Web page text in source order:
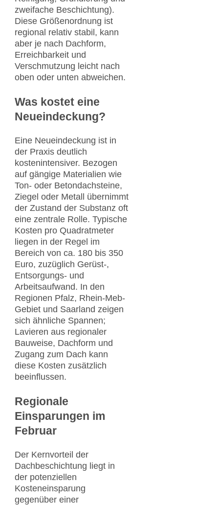
zweifache Beschichtung).
Diese Größenordnung ist
regional relativ stabil, kann
aber je nach Dachform,
Erreichbarkeit und
Verschmutzung leicht nach
oben oder unten abweichen.
Was kostet eine
Neueindeckung?
Eine Neueindeckung ist in
der Praxis deutlich
kostenintensiver. Bezogen
auf gängige Materialien wie
Ton- oder Betondachsteine,
Ziegel oder Metall übernimmt
der Zustand der Substanz oft
eine zentrale Rolle. Typische
Kosten pro Quadratmeter
liegen in der Regel im
Bereich von ca. 180 bis 350
Euro, zuzüglich Gerüst-,
Entsorgungs- und
Arbeitsaufwand. In den
Regionen Pfalz, Rhein-Meb-
Gebiet und Saarland zeigen
sich ähnliche Spannen;
Lavieren aus regionaler
Bauweise, Dachform und
Zugang zum Dach kann
diese Kosten zusätzlich
beeinflussen.
Regionale
Einsparungen im
Februar
Der Kernvorteil der
Dachbeschichtung liegt in
der potenziellen
Kosteneinsparung
gegenüber einer